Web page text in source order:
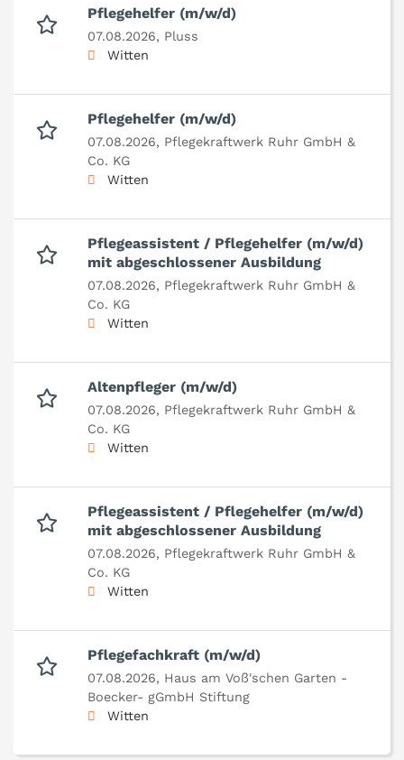
Pflegehelfer (m/w/d)
07.08.2026, Pluss
Witten
Pflegehelfer (m/w/d)
07.08.2026, Pflegekraftwerk Ruhr GmbH &
Co. KG
Witten
Pflegeassistent / Pflegehelfer (m/w/d)
mit abgeschlossener Ausbildung
07.08.2026, Pflegekraftwerk Ruhr GmbH &
Co. KG
Witten
Altenpfleger (m/w/d)
07.08.2026, Pflegekraftwerk Ruhr GmbH &
Co. KG
Witten
Pflegeassistent / Pflegehelfer (m/w/d)
mit abgeschlossener Ausbildung
07.08.2026, Pflegekraftwerk Ruhr GmbH &
Co. KG
Witten
Pflegefachkraft (m/w/d)
07.08.2026, Haus am Voß'schen Garten -
Boecker- gGmbH Stiftung
Witten